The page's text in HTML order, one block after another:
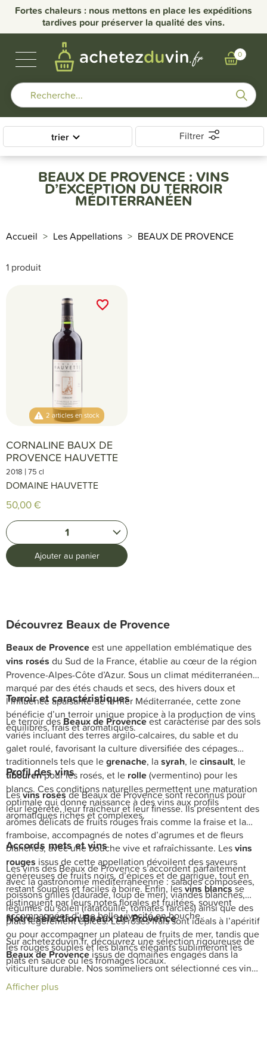
Fortes chaleurs : nous mettons en place les expéditions
tardives pour préserver la qualité des vins.
0
VINS DE BOURGOGNE
NOS DOMAINES
AUTRES RÉGIONS
BULLES & SPIRITUEUX
trier Filtrer
Accueil Les Appellations BEAUX DE PROVENCE
BEAUX DE PROVENCE : VINS
D’EXCEPTION DU TERROIR
MÉDITERRANÉEN
1 produit
2 articles en stock
CORNALINE BAUX DE
PROVENCE HAUVETTE
2018 |75 cl
DOMAINE HAUVETTE
50,00 €
1
Ajouter au panier
favorite_border
favorite_border
Découvrez Beaux de Provence
Beaux de Provenceest une appellation emblématique des
vins rosés du Sud de la France, établie au cœur de la région
Provence-Alpes-Côte d’Azur. Sous un climat méditerranéen
marqué par des étés chauds et secs, des hivers doux et
l’influence apaisante de la mer Méditerranée, cette zone
bénéficie d’un terroir unique propice à la production de vins
équilibrés, frais et aromatiques.
Terroir et caractéristiques
Le terroir desBeaux de Provenceest caractérisé par des sols
variés incluant des terres argilo-calcaires, du sable et du
galet roulé, favorisant la culture diversifiée des cépages
traditionnels tels que legrenache, lasyrah, lecinsault, le
tibourenpour les rosés, et le rolle(vermentino) pour les
blancs. Ces conditions naturelles permettent une maturation
optimale qui donne naissance à des vins aux profils
aromatiques riches et complexes.
Profil des vins
Lesvins rosésde Beaux de Provence sont reconnus pour
leur légèreté, leur fraîcheur et leur finesse. Ils présentent des
arômes délicats de fruits rouges frais comme la fraise et la
framboise, accompagnés de notes d’agrumes et de fleurs
blanches, avec une bouche vive et rafraîchissante. Lesvins
rouges issus de cette appellation dévoilent des saveurs
généreuses de fruits noirs, d’épices et de garrigue, tout en
restant souples et faciles à boire. Enfin, lesvins blancsse
distinguent par leurs notes florales et fruitées, souvent
accompagnées d’une belle vivacité en bouche.
Accords mets et vins
Les vins des Beaux de Provence s’accordent parfaitement
avec la gastronomie méditerranéenne : salades composées,
poissons grillés (daurade, loup de mer), viandes blanches,
légumes du soleil (ratatouille, tomates farcies) ainsi que des
plats légèrement épicés. Les rosés frais sont idéals à l’apéritif
ou pour accompagner un plateau de fruits de mer, tandis que
les rouges souples et les blancs élégants sublimeront les
plats en sauce ou les fromages locaux.
Notre sélection Beaux de Provence
Sur achetezduvin.fr, découvrez une sélection rigoureuse de
Beaux de Provenceissus de domaines engagés dans la
viticulture durable. Nos sommeliers ont sélectionné ces vins
pour leur expression du terroir méditerranéen et leur qualité
constante. Profitez de notre cave experte et de notre service
Afficher plus